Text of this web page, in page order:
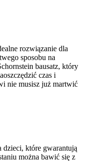
rozwiązanie dla
sposobu na
bausatz, który
czas i
nie musisz już martwić
dzieci, które gwarantują
można bawić się z